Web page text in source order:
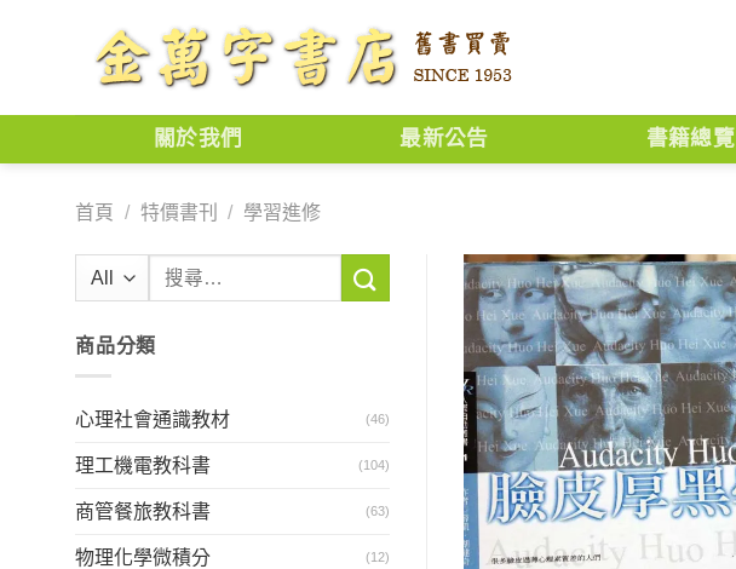
關於我們 最新公告 書籍總覽
首頁 / 特價書刊 / 學習進修
鍵
商品分類
心理社會通識教材 (46)
理工機電教科書 (104)
商管餐旅教科書 (63)
物理化學微積分 (12)